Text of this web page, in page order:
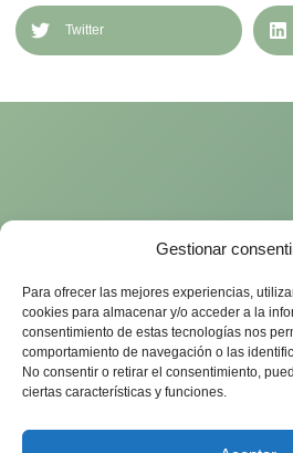
Gestionar
Para ofrecer las mejores experiencias,
cookies para almacenar y/o acceder a la
consentimiento de estas tecnologías nos
comportamiento de navegación o las
No consentir o retirar el consentimiento,
ciertas características y funciones.
Twitter